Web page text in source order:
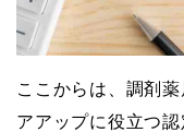
ここからは、調剤
アアップに役立つ